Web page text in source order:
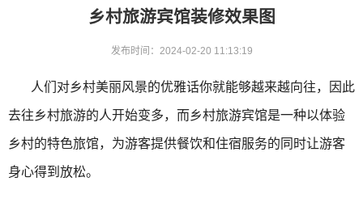
乡村旅游宾馆装修效果图
发布时间：2024-02-20 11:13:19
人们对乡村美丽风景的优雅话你就能够越来越向往，因此
去往乡村旅游的人开始变多，而乡村旅游宾馆是一种以体验
乡村的特色旅馆，为游客提供餐饮和住宿服务的同时让游客
身心得到放松。